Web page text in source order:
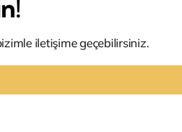
iletişime geçebilirsiniz.